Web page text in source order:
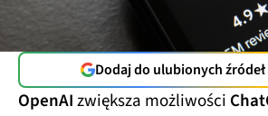
Dodaj do ulubionych
OpenAIzwiększa możliwości